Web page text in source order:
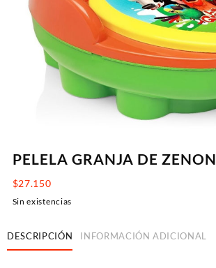
PELELA GRANJA DE ZENON
$27.150
Sin existencias
DESCRIPCIÓN INFORMACIÓN ADICIONAL